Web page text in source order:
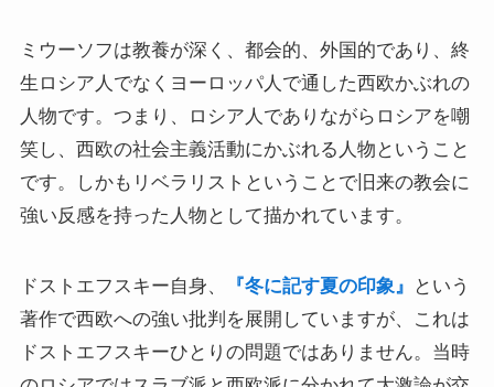
現代ロシアとロシア・ウクライナ戦争
紛争
マルクス・エンゲルス研究
ミウーソフは教養が深く、都会的、外国的であり、終
生ロシア人でなくヨーロッパ人で通した西欧かぶれの
人物です。つまり、ロシア人でありながらロシアを嘲
笑し、西欧の社会主義活動にかぶれる人物ということ
です。しかもリベラリストということで旧来の教会に
強い反感を持った人物として描かれています。
ドストエフスキー自身、 『冬に記す夏の印象』
という
著作で西欧への強い批判を展開していますが、これは
ドストエフスキーひとりの問題ではありません。当時